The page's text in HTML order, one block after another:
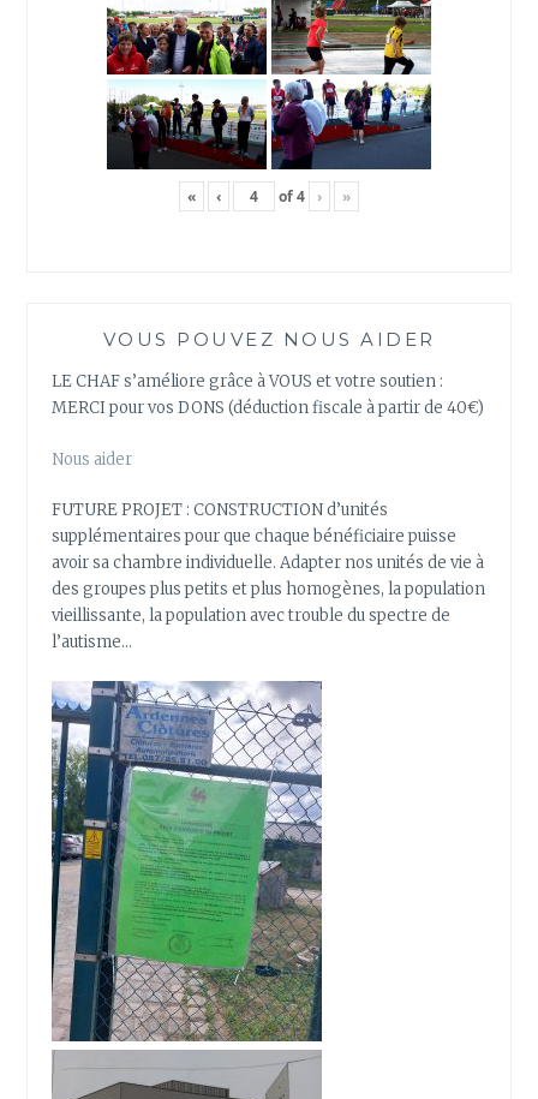
« ‹ of4 › »
VOUS POUVEZ NOUS AIDER
LE CHAF s’améliore grâce à VOUS et votre soutien :
MERCI pour vos DONS (déduction fiscale à partir de 40€)
Nous aider
FUTURE PROJET : CONSTRUCTION d’unités
supplémentaires pour que chaque bénéficiaire puisse
avoir sa chambre individuelle. Adapter nos unités de vie à
des groupes plus petits et plus homogènes, la population
vieillissante, la population avec trouble du spectre de
l’autisme…